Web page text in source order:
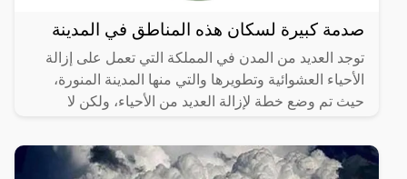
صدمة كبيرة لسكان هذه المناطق في المدينة
توجد العديد من المدن في المملكة التي تعمل على إزالة
الأحياء العشوائية وتطويرها والتي منها المدينة المنورة،
حيث تم وضع خطة لإزالة العديد من الأحياء، ولكن لا